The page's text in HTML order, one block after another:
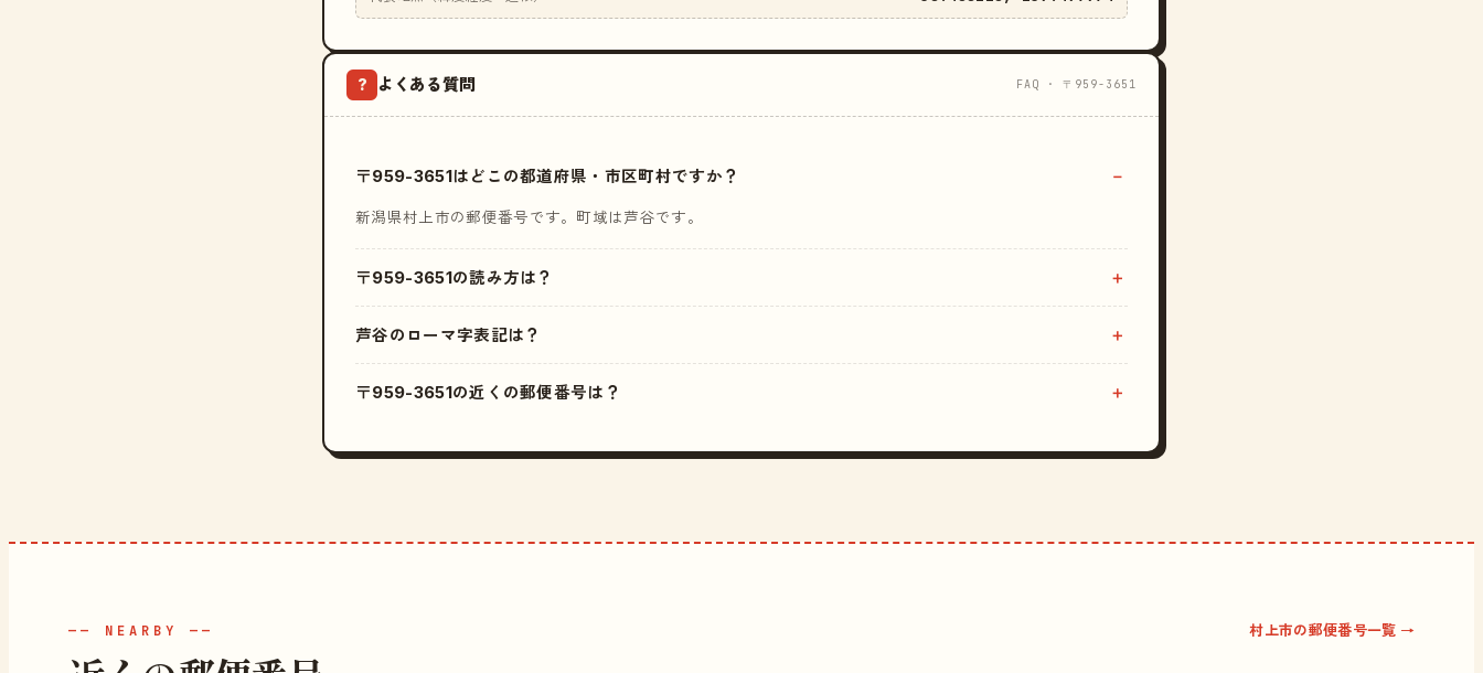
? よくある質問 FAQ · 〒959-3651
〒959-3651はどこの都道府県・市区町村ですか？
新潟県村上市の郵便番号です。町域は芦谷です。
〒959-3651の読み方は？
芦谷のローマ字表記は？
〒959-3651の近くの郵便番号は？
—— NEARBY —— 村上市の郵便番号一覧 →